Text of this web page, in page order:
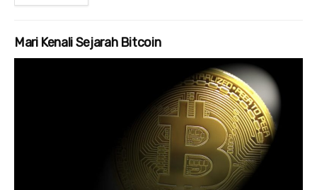
Mari Kenali Sejarah Bitcoin